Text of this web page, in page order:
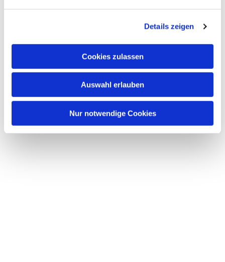
Details zeigen
Cookies zulassen
Auswahl erlauben
Nur notwendige Cookies
interessieren